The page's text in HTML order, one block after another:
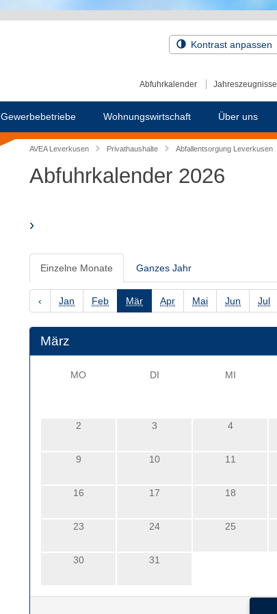
Kontrast anpassen
Abfuhrkalender Jahreszeugnisse
Gewerbebetriebe Wohnungswirtschaft Über uns
AVEA Leverkusen Privathaushalte Abfallentsorgung Leverkusen
Abfuhrkalender 2026
›
Einzelne Monate Ganzes Jahr
‹ Jan Feb Mär Apr Mai Jun Jul
März
MO DI MI
2 3 4
9 10 11
16 17 18
23 24 25
30 31